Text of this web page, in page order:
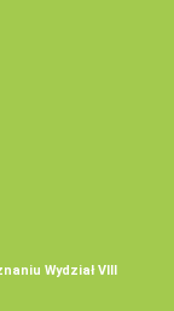
Wydział VIII